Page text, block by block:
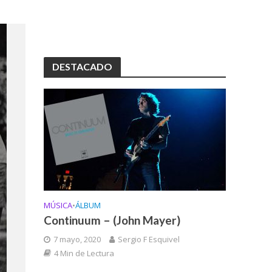
DESTACADO
MÚSICA•ÁLBUM
Continuum – (John Mayer)
7 mayo, 2020
Sergio F Esquivel
4 Min de Lectura